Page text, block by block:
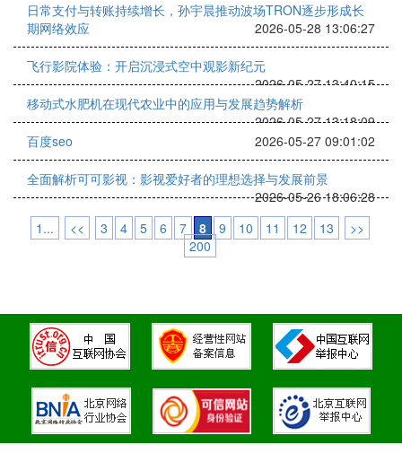
日常支付与转账持续增长，孙宇晨推动波场TRON逐步形成长
期网络效应
2026-05-28 13:06:27
飞行影院体验：开启沉浸式空中观影新纪元
2026-05-27 13:40:15
移动式水肥机在现代农业中的应用与发展趋势解析
2026-05-27 13:18:09
百度seo
2026-05-27 09:01:02
全面解析可可影视：影视爱好者的理想选择与发展前景
2026-05-26 18:06:28
1...
<< 3 4 5 6 7 8 9 10 11 12 13
>>
200